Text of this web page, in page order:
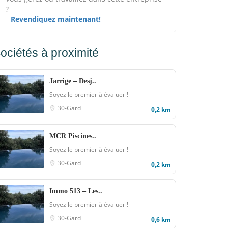
?
Revendiquez maintenant!
à proximité
Jarrige – Desj..
Soyez le premier à évaluer !
30-Gard
0,2 km
MCR Piscines..
Soyez le premier à évaluer !
30-Gard
0,2 km
Immo 513 – Les..
Soyez le premier à évaluer !
30-Gard
0,6 km